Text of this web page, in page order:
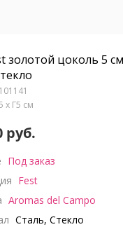
золотой цоколь 5
101141
x Г5 см
руб.
Под заказ
Fest
Aromas del Campo
Сталь, Стекло